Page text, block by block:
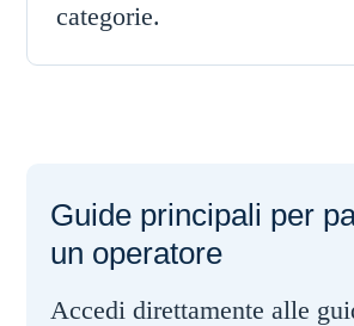
categorie.
Guide principali per
un operatore
Accedi direttamente alle